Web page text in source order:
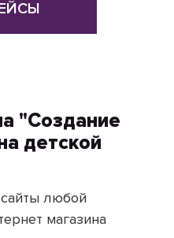
"Создание
детской
любой
магазина